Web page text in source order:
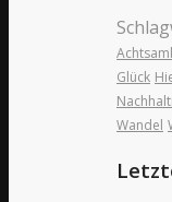
Glück
Wandel